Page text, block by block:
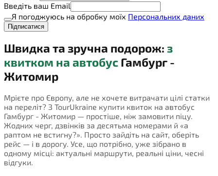
Введіть ваш Email
Я погоджуюсь на обробку моїх Персональних даних
Підписатися
Швидка та зручна подорож: з
квитком на автобус Гамбург -
Житомир
Мрієте про Європу, але не хочете витрачати цілі статки
на переліт? З TourUkraine купити квиток на автобус
Гамбург - Житомир — простіше, ніж замовити піцу.
Жодних черг, дзвінків за десятьма номерами й «а
раптом не встигну?». Просто зайдіть на сайт, оберіть
рейс — і в дорогу. Усе, що потрібно, уже зібрано в
одному місці: актуальні маршрути, реальні ціни, чесні
відгуки.